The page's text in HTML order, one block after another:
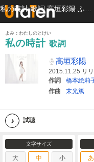
よみ：わたしのとけい
私の時計 歌詞
高垣彩陽
2015.11.25 リ
作詞
橋本絵莉
作曲
末光篤
試聴
文字サイズ
大 中 小 あ